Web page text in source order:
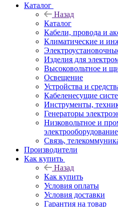
Каталог
Назад
Каталог
Кабели, провода и
Климатические и
Изделия для
Высоковольтное и
Освещение
Устройства и
Кабеленесущие
Инструменты,
Генераторы
Низковольтное и
электрооборудование
Связь,
Производители
Как купить
Назад
Как купить
Условия оплаты
Условия доставки
Гарантия на товар